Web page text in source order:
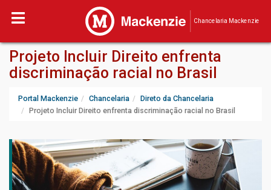
Chancelaria Mackenzie
Projeto Incluir Direito enfrenta
discriminação racial no Brasil
Portal Mackenzie Chancelaria
Direto da Chancelaria
Projeto Incluir Direito enfrenta discriminação racial no Brasil